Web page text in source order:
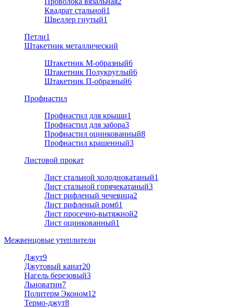
Квадрат стальной1
Швеллер гнутый1
Петли1
Штакетник металлический
Штакетник М-образный6
Штакетник Полукруглый6
Штакетник П-образный6
Профнастил
Профнастил для крыши1
Профнастил для забора3
Профнастил оцинкованный8
Профнастил крашенный3
Листовой прокат
Лист стальной холоднокатаный1
Лист стальной горячекатаный3
Лист рифленый чечевица2
Лист рифленый ромб1
Лист просечно-вытяжной2
Лист оцинкованный1
Межвенцовые утеплители
Джут9
Джутовый канат20
Нагель березовый3
Льноватин7
Политерм Эконом12
Термо-джут8